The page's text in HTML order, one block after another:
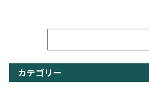
カテゴリー